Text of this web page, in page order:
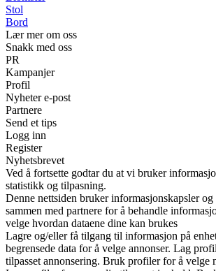
Stol
Bord
Lær mer om oss
Snakk med oss
PR
Kampanjer
Profil
Nyheter e-post
Partnere
Send et tips
Logg inn
Register
Nyhetsbrevet
Ved å fortsette godtar du at vi bruker
statistikk og tilpasning.
Denne nettsiden bruker informasjonskapsler
sammen med partnere for å behandle
velge hvordan dataene dine kan brukes
Lagre og/eller få tilgang til informasjon på
begrensede data for å velge annonser. Lag
tilpasset annonsering. Bruk profiler for å velge